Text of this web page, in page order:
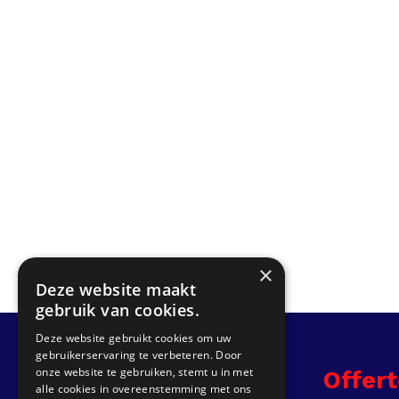
Info
×
Deze website maakt
gebruik van cookies.
Deze website gebruikt cookies om uw
gebruikerservaring te verbeteren. Door
onze website te gebruiken, stemt u in met
alle cookies in overeenstemming met ons